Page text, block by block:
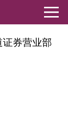
券营业部